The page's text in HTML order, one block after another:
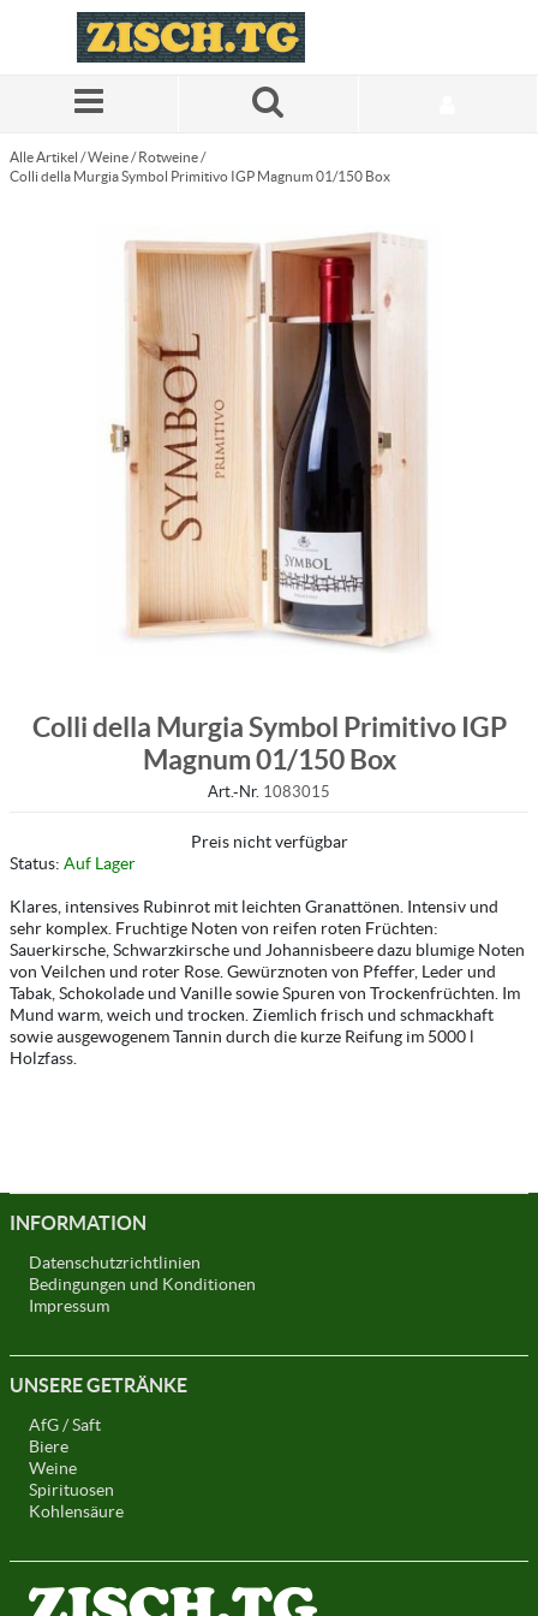
Zum Hauptinhalt springen
Alle Artikel /Weine / Rotweine /
Colli della Murgia Symbol Primitivo IGP Magnum 01/150 Box
Colli della Murgia Symbol Primitivo IGP
Magnum 01/150 Box
Art.-Nr. 1083015
Preis nicht verfügbar
Status: Auf Lager
Klares, intensives Rubinrot mit leichten Granattönen. Intensiv und
sehr komplex. Fruchtige Noten von reifen roten Früchten:
Sauerkirsche, Schwarzkirsche und Johannisbeere dazu blumige Noten
von Veilchen und roter Rose. Gewürznoten von Pfeffer, Leder und
Tabak, Schokolade und Vanille sowie Spuren von Trockenfrüchten. Im
Mund warm, weich und trocken. Ziemlich frisch und schmackhaft
sowie ausgewogenem Tannin durch die kurze Reifung im 5000 l
Holzfass.
INFORMATION
Datenschutzrichtlinien
Bedingungen und Konditionen
Impressum
UNSERE GETRÄNKE
AfG / Saft
Biere
Weine
Spirituosen
Kohlensäure